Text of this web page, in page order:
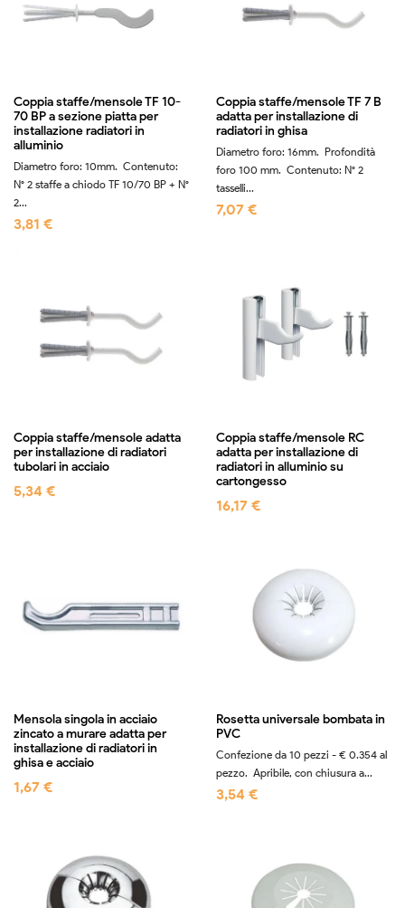
Coppia staffe/mensole TF 10-
70 BP a sezione piatta per
installazione radiatori in
alluminio
Diametro foro: 10mm. Contenuto:
N° 2 staffe a chiodo TF 10/70 BP + N°
2...
3,81 €
Coppia staffe/mensole TF 7 B
adatta per installazione di
radiatori in ghisa
Diametro foro: 16mm. Profondità
foro 100 mm. Contenuto: N° 2
tasselli...
7,07 €
Coppia staffe/mensole adatta
per installazione di radiatori
tubolari in acciaio
5,34 €
Coppia staffe/mensole RC
adatta per installazione di
radiatori in alluminio su
cartongesso
16,17 €
Mensola singola in acciaio
zincato a murare adatta per
installazione di radiatori in
ghisa e acciaio
1,67 €
Rosetta universale bombata in
PVC
Confezione da 10 pezzi - € 0.354 al
pezzo. Apribile, con chiusura a...
3,54 €